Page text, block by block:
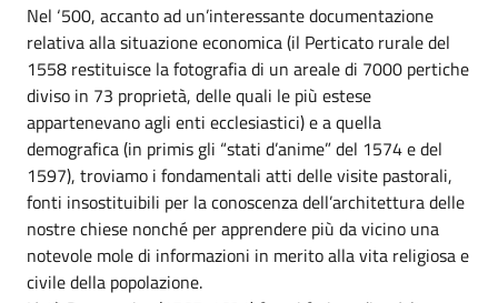
Nel ‘500, accanto ad un’interessante documentazione
relativa alla situazione economica (il Perticato rurale del
1558 restituisce la fotografia di un areale di 7000 pertiche
diviso in 73 proprietà, delle quali le più estese
appartenevano agli enti ecclesiastici) e a quella
demografica (in primis gli “stati d’anime” del 1574 e del
1597), troviamo i fondamentali atti delle visite pastorali,
fonti insostituibili per la conoscenza dell’architettura delle
nostre chiese nonché per apprendere più da vicino una
notevole mole di informazioni in merito alla vita religiosa e
civile della popolazione.